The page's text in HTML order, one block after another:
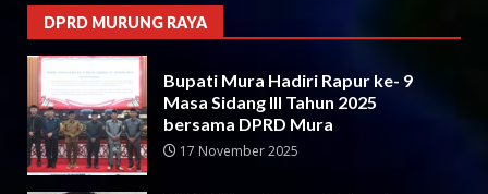
DPRD MURUNG RAYA
Bupati Mura Hadiri Rapur ke- 9
Masa Sidang III Tahun 2025
bersama DPRD Mura
17 November 2025